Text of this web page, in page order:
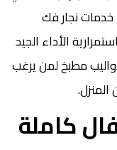
خدمات نجار فك
الأداء الجيد
مطبخ لمن يرغب
كاملة